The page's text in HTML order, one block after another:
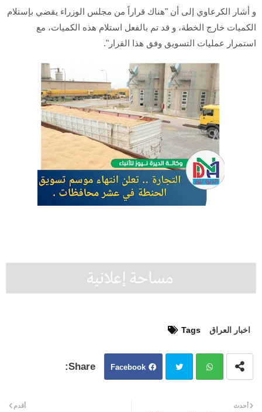
و أشار الكرعاوي إلى أن "هناك قراراً من مجلس الوزراء يقضي بإستلام
الكميات خارج الخطة، و قد تم بالفعل استلام هذه الكميات، مع
استمرار عمليات التسويق وفق هذا القرار".
Tags اخبار العراق
Facebook
أحدث أقدم